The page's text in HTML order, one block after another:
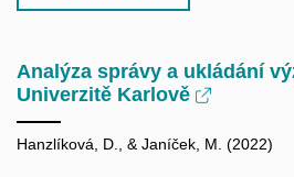
Analýza správy a ukládání
Univerzitě Karlově
Hanzlíková, D., & Janíček, M. (2022)